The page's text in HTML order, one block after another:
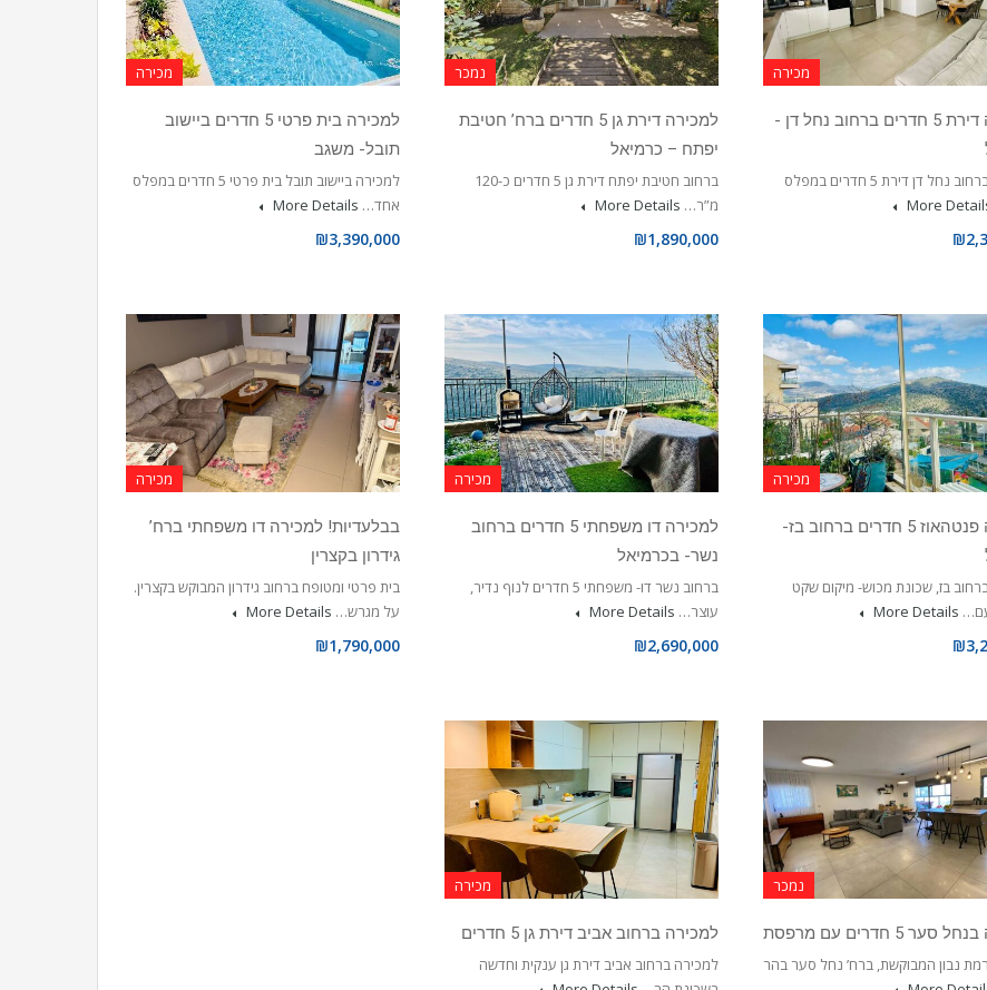
מכירה
למכירה דירת 5 חדרים ברחוב נחל דן -
למכירה ברחוב נחל דן דירת 5 חדרים במפלס
More
נמכר
למכירה דירת גן 5 חדרים ברח’ חטיבת
יפתח – כרמיאל
ברחוב חטיבת יפתח דירת גן 5 חדרים כ-120
מ”ר… More Details
₪1,890,000
מכירה
למכירה בית פרטי 5 חדרים ביישוב
תובל- משגב
למכירה ביישוב תובל בית פרטי 5 חדרים במפלס
אחד… More Details
₪3,390,000
מכירה
למכירה פנטהאוז 5 חדרים ברחוב בז-
בז, שכונת מכוש- מיקום שקט
More Details
מכירה
למכירה דו משפחתי 5 חדרים ברחוב
נשר- בכרמיאל
ברחוב נשר דו- משפחתי 5 חדרים לנוף נדיר,
עוצר… More Details
₪2,690,000
מכירה
בבלעדיות! למכירה דו משפחתי ברח’
גידרון בקצרין
בית פרטי ומטופח ברחוב גידרון המבוקש בקצרין.
על מגרש… More Details
₪1,790,000
נמכר
5 חדרים עם מרפסת
נבון המבוקשת, ברח’ נחל סער בהר
מכירה
למכירה ברחוב אביב דירת גן 5 חדרים
למכירה ברחוב אביב דירת גן ענקית וחדשה